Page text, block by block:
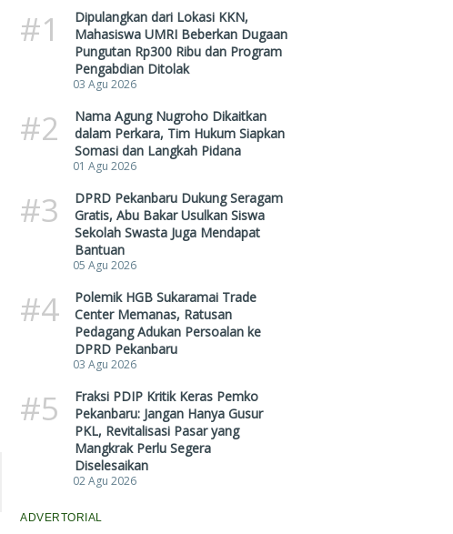
#1
Dipulangkan dari Lokasi KKN,
Mahasiswa UMRI Beberkan Dugaan
Pungutan Rp300 Ribu dan Program
Pengabdian Ditolak
03 Agu 2026
#2
Nama Agung Nugroho Dikaitkan
dalam Perkara, Tim Hukum Siapkan
Somasi dan Langkah Pidana
01 Agu 2026
#3
DPRD Pekanbaru Dukung Seragam
Gratis, Abu Bakar Usulkan Siswa
Sekolah Swasta Juga Mendapat
Bantuan
05 Agu 2026
#4
Polemik HGB Sukaramai Trade
Center Memanas, Ratusan
Pedagang Adukan Persoalan ke
DPRD Pekanbaru
03 Agu 2026
#5
Fraksi PDIP Kritik Keras Pemko
Pekanbaru: Jangan Hanya Gusur
PKL, Revitalisasi Pasar yang
Mangkrak Perlu Segera
Diselesaikan
02 Agu 2026
ADVERTORIAL